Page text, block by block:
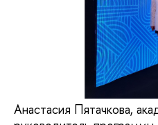
Анастасия Пятачкова,